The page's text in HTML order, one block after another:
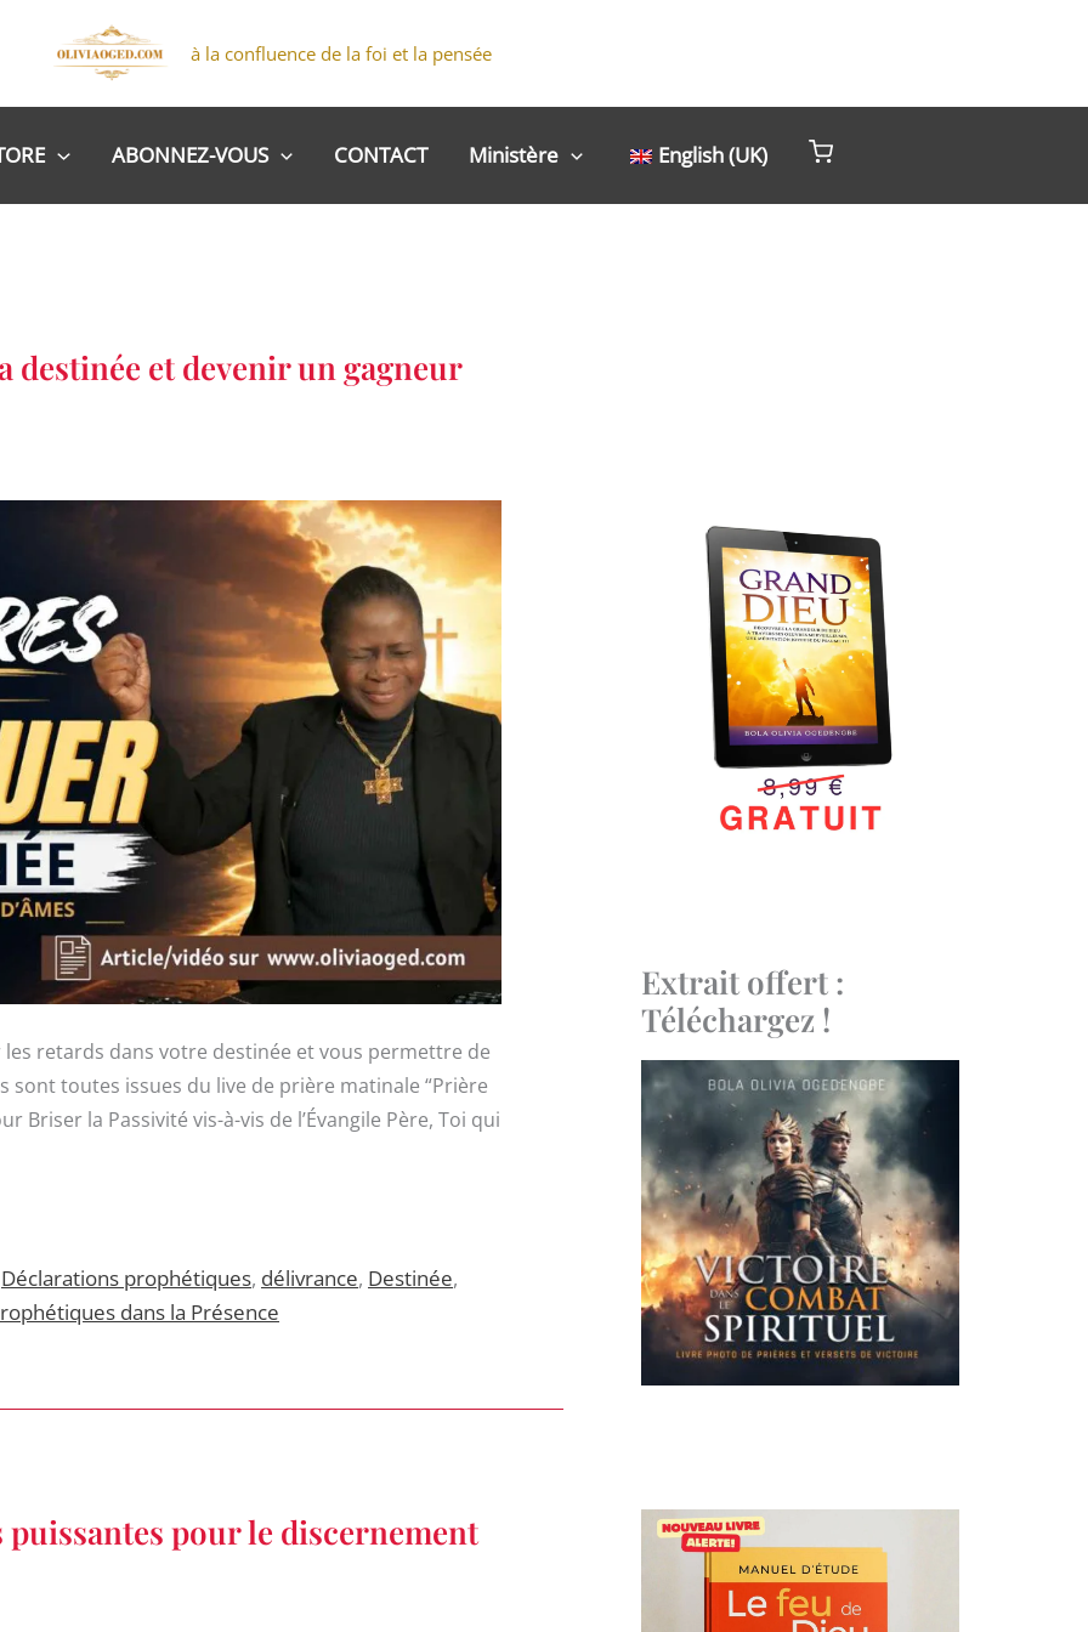
à la confluence de la foi et la pensée
ABONNEZ-VOUS CONTACT Ministère English (UK)
destinée et devenir un gagneur
retards dans votre destinée et vous permettre de
sont toutes issues du live de prière matinale “Prière
Briser la Passivité vis-à-vis de l’Évangile Père, Toi qui
Déclarations prophétiques, délivrance, Destinée,
dans la Présence
puissantes pour le discernement
Extrait offert :
Téléchargez !